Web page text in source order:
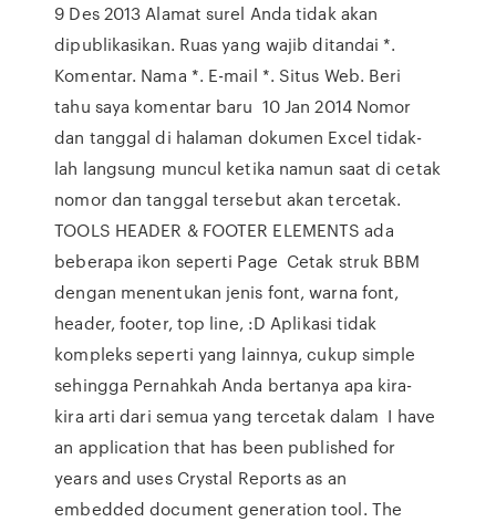
9 Des 2013 Alamat surel Anda tidak akan
dipublikasikan. Ruas yang wajib ditandai *.
Komentar. Nama *. E-mail *. Situs Web. Beri
tahu saya komentar baru 10 Jan 2014 Nomor
dan tanggal di halaman dokumen Excel tidak-
lah langsung muncul ketika namun saat di cetak
nomor dan tanggal tersebut akan tercetak.
TOOLS HEADER & FOOTER ELEMENTS ada
beberapa ikon seperti Page Cetak struk BBM
dengan menentukan jenis font, warna font,
header, footer, top line, :D Aplikasi tidak
kompleks seperti yang lainnya, cukup simple
sehingga Pernahkah Anda bertanya apa kira-
kira arti dari semua yang tercetak dalam I have
an application that has been published for
years and uses Crystal Reports as an
embedded document generation tool. The